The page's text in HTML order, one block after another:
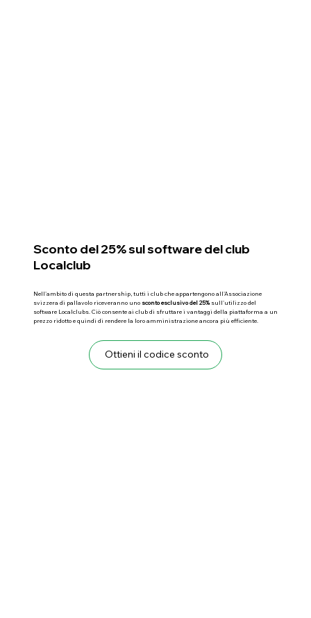
Sconto del 25% sul software del club
Localclub
Nell'ambito di questa partnership, tutti i club che appartengono all'Associazione
svizzera di pallavolo riceveranno uno sconto esclusivo del 25%sull'utilizzo del
software Localclubs. Ciò consente ai club di sfruttare i vantaggi della piattaforma a un
prezzo ridotto e quindi di rendere la loro amministrazione ancora più efficiente.
Ottieni il codice sconto